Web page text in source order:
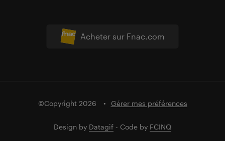
Acheter sur Fnac.com
©Copyright 2026 Gérer mes préférences
Design by Datagif - Code by FCINQ